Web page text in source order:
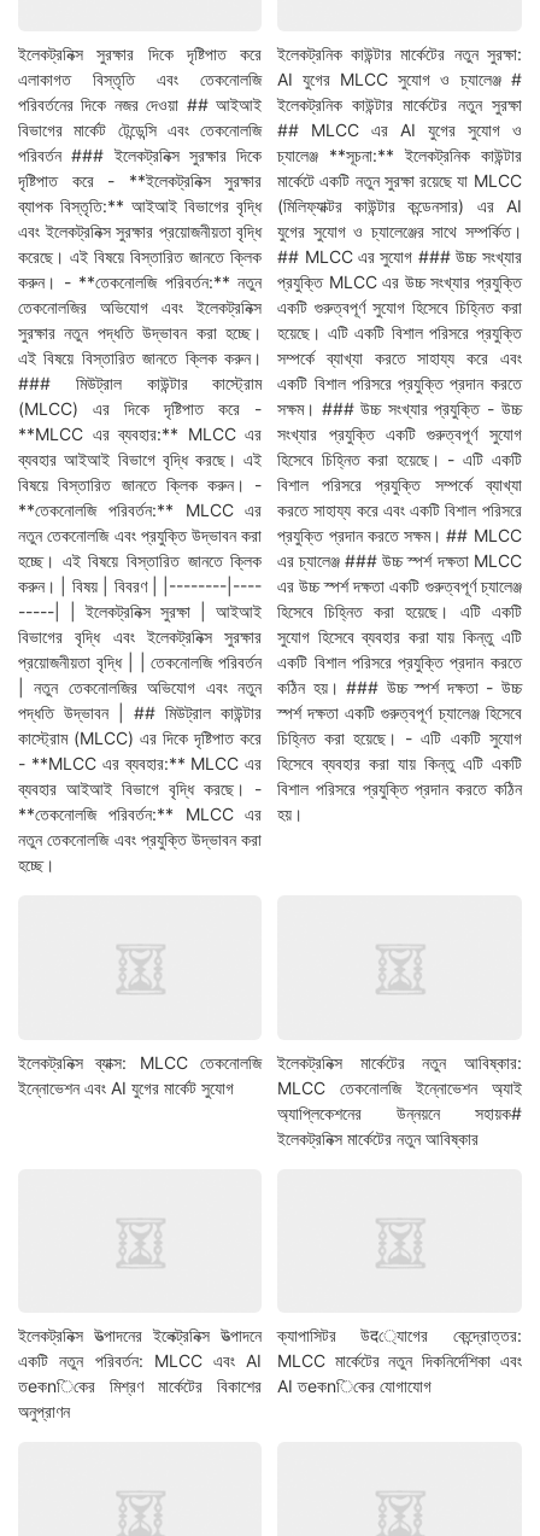
ইলেকট্রনিক্স সুরক্ষার দিকে দৃষ্টিপাত করে
এলাকাগত বিস্তৃতি এবং তেকনোলজি
পরিবর্তনের দিকে নজর দেওয়া ## আইআই
বিভাগের মার্কেট টেন্ডেন্সি এবং তেকনোলজি
পরিবর্তন ### ইলেকট্রনিক্স সুরক্ষার দিকে
দৃষ্টিপাত করে - **ইলেকট্রনিক্স সুরক্ষার
ব্যাপক বিস্তৃতি:** আইআই বিভাগের বৃদ্ধি
এবং ইলেকট্রনিক্স সুরক্ষার প্রয়োজনীয়তা বৃদ্ধি
করেছে। এই বিষয়ে বিস্তারিত জানতে ক্লিক
করুন। - **তেকনোলজি পরিবর্তন:** নতুন
তেকনোলজির অভিযোগ এবং ইলেকট্রনিক্স
সুরক্ষার নতুন পদ্ধতি উদ্ভাবন করা হচ্ছে।
এই বিষয়ে বিস্তারিত জানতে ক্লিক করুন।
### মিউট্রাল কাউন্টার কাস্ট্রোম
(MLCC) এর দিকে দৃষ্টিপাত করে -
**MLCC এর ব্যবহার:** MLCC এর
ব্যবহার আইআই বিভাগে বৃদ্ধি করছে। এই
বিষয়ে বিস্তারিত জানতে ক্লিক করুন। -
**তেকনোলজি পরিবর্তন:** MLCC এর
নতুন তেকনোলজি এবং প্রযুক্তি উদ্ভাবন করা
হচ্ছে। এই বিষয়ে বিস্তারিত জানতে ক্লিক
করুন। | বিষয় | বিবরণ | |--------|----
-----| | ইলেকট্রনিক্স সুরক্ষা | আইআই
বিভাগের বৃদ্ধি এবং ইলেকট্রনিক্স সুরক্ষার
প্রয়োজনীয়তা বৃদ্ধি | | তেকনোলজি পরিবর্তন
| নতুন তেকনোলজির অভিযোগ এবং নতুন
পদ্ধতি উদ্ভাবন | ## মিউট্রাল কাউন্টার
কাস্ট্রোম (MLCC) এর দিকে দৃষ্টিপাত করে
- **MLCC এর ব্যবহার:** MLCC এর
ব্যবহার আইআই বিভাগে বৃদ্ধি করছে। -
**তেকনোলজি পরিবর্তন:** MLCC এর
নতুন তেকনোলজি এবং প্রযুক্তি উদ্ভাবন করা
হচ্ছে।
ইলেকট্রনিক কাউন্টার মার্কেটের নতুন সুরক্ষা:
AI যুগের MLCC সুযোগ ও চ্যালেঞ্জ #
ইলেকট্রনিক কাউন্টার মার্কেটের নতুন সুরক্ষা
## MLCC এর AI যুগের সুযোগ ও
চ্যালেঞ্জ **সূচনা:** ইলেকট্রনিক কাউন্টার
মার্কেটে একটি নতুন সুরক্ষা রয়েছে যা MLCC
(মিলিফ্যাক্টর কাউন্টার কন্ডেনসার) এর AI
যুগের সুযোগ ও চ্যালেঞ্জের সাথে সম্পর্কিত।
## MLCC এর সুযোগ ### উচ্চ সংখ্যার
প্রযুক্তি MLCC এর উচ্চ সংখ্যার প্রযুক্তি
একটি গুরুত্বপূর্ণ সুযোগ হিসেবে চিহ্নিত করা
হয়েছে। এটি একটি বিশাল পরিসরে প্রযুক্তি
সম্পর্কে ব্যাখ্যা করতে সাহায্য করে এবং
একটি বিশাল পরিসরে প্রযুক্তি প্রদান করতে
সক্ষম। ### উচ্চ সংখ্যার প্রযুক্তি - উচ্চ
সংখ্যার প্রযুক্তি একটি গুরুত্বপূর্ণ সুযোগ
হিসেবে চিহ্নিত করা হয়েছে। - এটি একটি
বিশাল পরিসরে প্রযুক্তি সম্পর্কে ব্যাখ্যা
করতে সাহায্য করে এবং একটি বিশাল পরিসরে
প্রযুক্তি প্রদান করতে সক্ষম। ## MLCC
এর চ্যালেঞ্জ ### উচ্চ স্পর্শ দক্ষতা MLCC
এর উচ্চ স্পর্শ দক্ষতা একটি গুরুত্বপূর্ণ চ্যালেঞ্জ
হিসেবে চিহ্নিত করা হয়েছে। এটি একটি
সুযোগ হিসেবে ব্যবহার করা যায় কিন্তু এটি
একটি বিশাল পরিসরে প্রযুক্তি প্রদান করতে
কঠিন হয়। ### উচ্চ স্পর্শ দক্ষতা - উচ্চ
স্পর্শ দক্ষতা একটি গুরুত্বপূর্ণ চ্যালেঞ্জ হিসেবে
চিহ্নিত করা হয়েছে। - এটি একটি সুযোগ
হিসেবে ব্যবহার করা যায় কিন্তু এটি একটি
বিশাল পরিসরে প্রযুক্তি প্রদান করতে কঠিন
হয়।
ইলেকট্রনিক্স ব্যাক্স: MLCC তেকনোলজি
ইন্নোভেশন এবং AI যুগের মার্কেট সুযোগ
ইলেকট্রনিক্স মার্কেটের নতুন আবিষ্কার:
MLCC তেকনোলজি ইন্নোভেশন অ্যাই
অ্যাপ্লিকেশনের উন্নয়নে সহায়ক#
ইলেকট্রনিক্স মার্কেটের নতুন আবিষ্কার
ইলেকট্রনিক্স উত্পাদনের ইলেক্ট্রনিক্স উত্পাদনে
একটি নতুন পরিবর্তন: MLCC এবং AI
তeকnিকের মিশ্রণ মার্কেটের বিকাশের
অনুপ্রাণন
ক্যাপাসিটর উद্যোগের কেন্দ্রোত্তর:
MLCC মার্কেটের নতুন দিকনির্দেশিকা এবং
AI তeকnিকের যোগাযোগ